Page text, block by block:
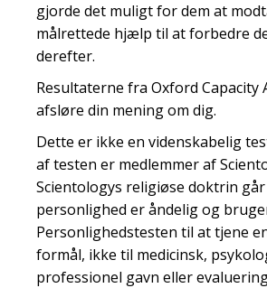
gjorde det muligt for dem at
målrettede hjælp til at forbedre
derefter.
Resultaterne fra Oxford Capacity
afsløre din mening om dig.
Dette er ikke en videnskabelig
af testen er medlemmer af
Scientologys religiøse doktrin
personlighed er åndelig og
Personlighedstesten til at tjene
formål, ikke til medicinsk,
professionel gavn eller